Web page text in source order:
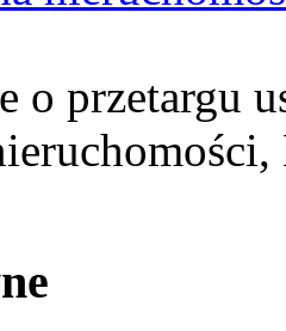
o przetargu